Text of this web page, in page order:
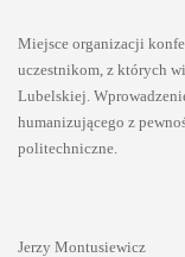
Miejsce organizacji
uczestnikom, z których
Lubelskiej.
humanizującego z
politechniczne.
Jerzy Montusiewicz